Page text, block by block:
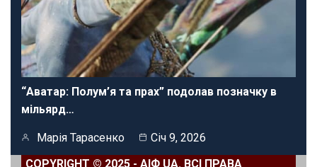
“Аватар: Полум’я та прах” подолав позначку в
мільярд…
Марія Тарасенко
Січ 9, 2026
COPYRIGHT © 2025 - АІФ UA. ВСІ ПРАВА